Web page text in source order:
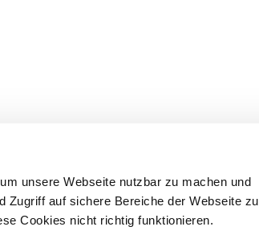
unsere Webseite nutzbar zu machen und
Zugriff auf sichere Bereiche der Webseite zu
Cookies nicht richtig funktionieren.